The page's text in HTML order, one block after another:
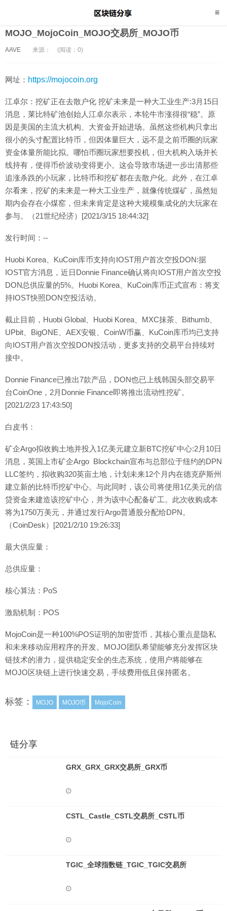
MOJO_MojoCoin_MOJO交易所_MOJO币
AAVE 来源： (阅读：0)
网址： https://mojocoin.org
江卓尔：挖矿正在去散户化 挖矿未来是一种大工业生产:3月15日
消息，莱比特矿池创始人江卓尔表示，本轮牛市涨得很“稳”。原
因是美国的主流大机构、大资金开始进场。虽然这些机构只拿出
很小的头寸配置比特币，但因体量巨大，远不是之前币圈的玩家
资金体量所能比拟。哪怕币圈玩家想要投机，但大机构入场并长
线持有，使得币价波动变得更小。这会导致市场进一步出清那些
追涨杀跌的小玩家，比特币和挖矿都在去散户化。此外，在江卓
尔看来，挖矿的未来是一种大工业生产，就像传统煤矿，虽然短
期内会存在小煤窑，但未来肯定是这种大规模集成化的大玩家在
参与。（21世纪经济）[2021/3/15 18:44:32]
发行时间：--
Huobi Korea、KuCoin库币支持向IOST用户首次空投DON:据
IOST官方消息，近日Donnie Finance确认将向IOST用户首次空投
DON总供应量的5%。Huobi Korea、KuCoin库币正式宣布：将支
持IOST快照DON空投活动。
截止目前，Huobi Global、Huobi Korea、MXC抹茶、Bithumb、
UPbit、BigONE、AEX安银、CoinW币赢、KuCoin库币均已支持
向IOST用户首次空投DON投活动，更多支持的交易平台持续对
接中。
Donnie Finance已推出7款产品，DON也已上线韩国头部交易平
台CoinOne，2月Donnie Finance即将推出流动性挖矿。
[2021/2/23 17:43:50]
白皮书：
矿企Argo拟收购土地并投入1亿美元建立新BTC挖矿中心:2月10日
消息，英国上市矿企Argo Blockchain宣布与总部位于纽约的DPN
LLC签约，拟收购320英亩土地，计划未来12个月内在德克萨斯州
建立新的比特币挖矿中心。与此同时，该公司将使用1亿美元的信
贷资金来建造该挖矿中心，并为该中心配备矿工。此次收购成本
将为1750万美元，并通过发行Argo普通股分配给DPN。
（CoinDesk）[2021/2/10 19:26:33]
最大供应量：
总供应量：
核心算法：PoS
激励机制：POS
MojoCoin是一种100%POS证明的加密货币，其核心重点是隐私
和未来移动应用程序的开发。MOJO团队希望能够充分发挥区块
链技术的潜力，提供稳定安全的生态系统，使用户将能够在
MOJO区块链上进行快速交易，手续费用低且保持匿名。
标签： MOJO MOJO币 MojoCoin
链分享
GRX_GRX_GRX交易所_GRX币
CSTL_Castle_CSTL交易所_CSTL币
TGIC_全球指数链_TGIC_TGIC交易所